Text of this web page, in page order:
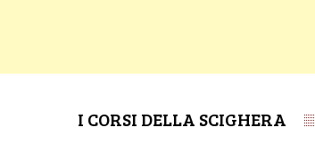
I CORSI DELLA SCIGHERA